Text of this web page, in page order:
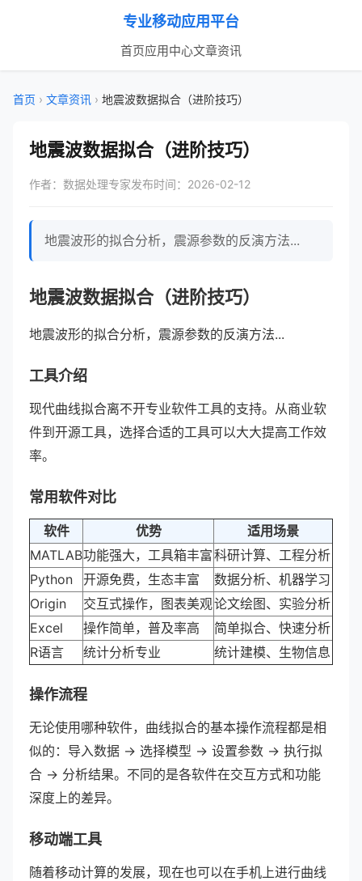
专业移动应用平台
首页应用中心文章资讯
首页 › 文章资讯 › 地震波数据拟合（进阶技巧）
地震波数据拟合（进阶技巧）
作者：数据处理专家发布时间：2026-02-12
地震波形的拟合分析，震源参数的反演方法...
地震波数据拟合（进阶技巧）
地震波形的拟合分析，震源参数的反演方法...
工具介绍
现代曲线拟合离不开专业软件工具的支持。从商业软
件到开源工具，选择合适的工具可以大大提高工作效
率。
常用软件对比
软件 优势
适用场景
MATLAB功能强大，工具箱丰富科研计算、工程分析
Python
开源免费，生态丰富
数据分析、机器学习
Origin
交互式操作，图表美观论文绘图、实验分析
Excel
操作简单，普及率高
简单拟合、快速分析
R语言
统计分析专业 统计建模、生物信息
操作流程
无论使用哪种软件，曲线拟合的基本操作流程都是相
似的：导入数据 → 选择模型 → 设置参数 → 执行拟
合 → 分析结果。不同的是各软件在交互方式和功能
深度上的差异。
移动端工具
随着移动计算的发展，现在也可以在手机上进行曲线